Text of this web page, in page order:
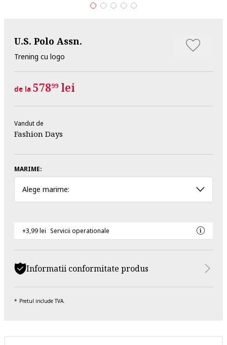
U.S. Polo Assn.
Trening cu logo
de la57899 lei
Vandut de
Fashion Days
MARIME:
Alege marime:
+3,99 lei Servicii operationale
Informatii conformitate produs
Pretul include TVA.